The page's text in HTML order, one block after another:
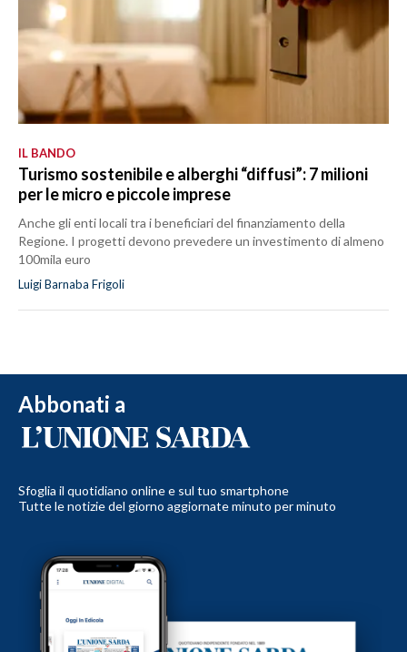
IL BANDO
Turismo sostenibile e alberghi “diffusi”: 7 milioni
per le micro e piccole imprese
Anche gli enti locali tra i beneficiari del finanziamento della
Regione. I progetti devono prevedere un investimento di almeno
100mila euro
Luigi Barnaba Frigoli
Abbonati a
Sfoglia il quotidiano online e sul tuo smartphone
Tutte le notizie del giorno aggiornate minuto per minuto